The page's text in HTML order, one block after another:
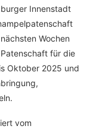
Innenstadt
Wochen
für die
Oktober 2025 und
vom